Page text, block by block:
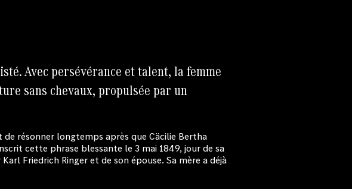
Avec persévérance et talent, la femme
sans chevaux, propulsée par un
résonner longtemps après que Cäcilie Bertha
cette phrase blessante le 3 mai 1849, jour de sa
Friedrich Ringer et de son épouse. Sa mère a déjà